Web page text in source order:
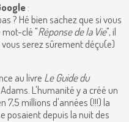
:
? Hé bien sachez que si vous
mot-clé "Réponse de la Vie", il
serez sûrement déçu(e)
au livre Le Guide du
L'humanité y a créé un
7,5 millions d'années (!!!) la
posaient depuis la nuit des